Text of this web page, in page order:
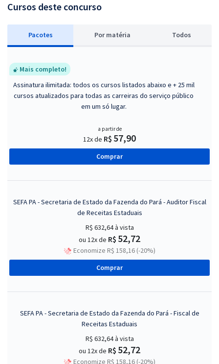
Cursos deste concurso
Pacotes Por matéria Todos
Mais completo!
Assinatura ilimitada: todos os cursos listados abaixo e + 25 mil
cursos atualizados para todas as carreiras do serviço público
em um só lugar.
a partir de
12x de R$ 57,90
Comprar
SEFA PA - Secretaria de Estado da Fazenda do Pará - Auditor Fiscal
de Receitas Estaduais
R$ 632,64à vista
ou 12x de R$ 52,72
Economize R$ 158,16 (-20%)
Comprar
SEFA PA - Secretaria de Estado da Fazenda do Pará - Fiscal de
Receitas Estaduais
R$ 632,64à vista
ou 12x de R$ 52,72
Economize R$ 158,16 (-20%)